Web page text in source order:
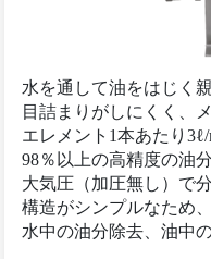
水を通して油をはじく
目詰まりがしにくく、
エレメント1本あたり
98％以上の高精度の油
大気圧（加圧無し）で
構造がシンプルなため
水中の油分除去、油中